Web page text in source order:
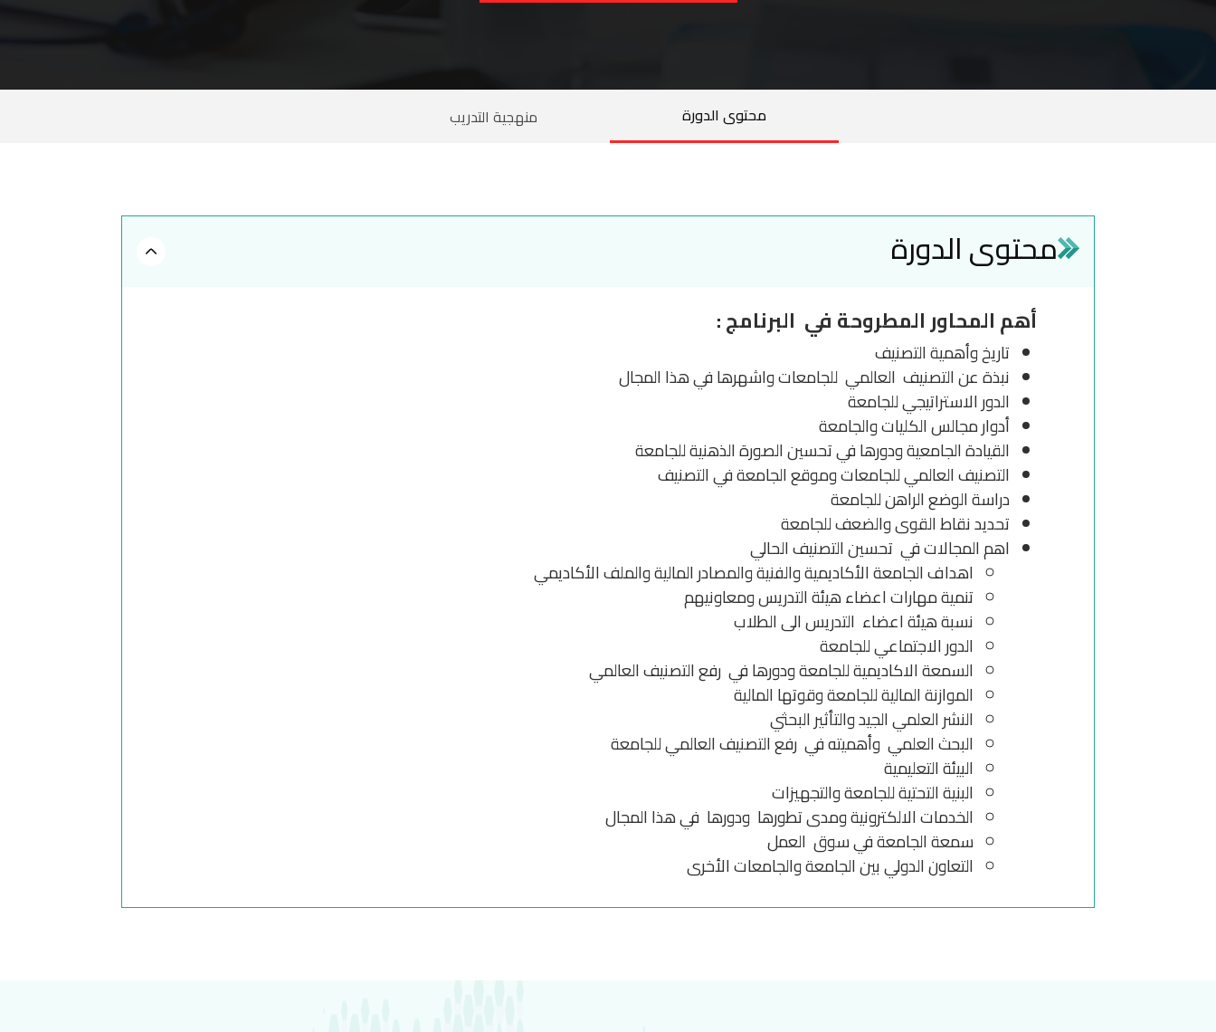
محتوى الدورة منهجية التدريب
محتوى الدورة
أهم المحاور المطروحة في البرنامج :
تاريخ وأهمية التصنيف
نبذة عن التصنيف العالمي للجامعات واشهرها في هذا المجال
الدور الاستراتيجي للجامعة
أدوار مجالس الكليات والجامعة
القيادة الجامعية ودورها في تحسين الصورة الذهنية للجامعة
التصنيف العالمي للجامعات وموقع الجامعة في التصنيف
دراسة الوضع الراهن للجامعة
تحديد نقاط القوى والضعف للجامعة
اهم المجالات في تحسين التصنيف الحالي
اهداف الجامعة الأكاديمية والفنية والمصادر المالية والملف الأكاديمي
تنمية مهارات اعضاء هيئة التدريس ومعاونيهم
نسبة هيئة اعضاء التدريس الى الطلاب
الدور الاجتماعي للجامعة
السمعة الاكاديمية للجامعة ودورها في رفع التصنيف العالمي
الموازنة المالية للجامعة وقوتها المالية
النشر العلمي الجيد والتأثير البحثي
البحث العلمي وأهميته في رفع التصنيف العالمي للجامعة
البيئة التعليمية
البنية التحتية للجامعة والتجهيزات
الخدمات الالكترونية ومدى تطورها ودورها في هذا المجال
سمعة الجامعة في سوق العمل
التعاون الدولي بين الجامعة والجامعات الأخرى